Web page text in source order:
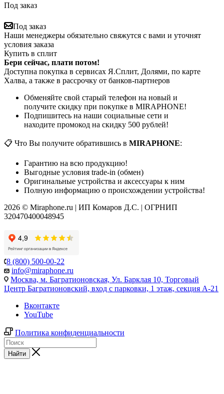
Под заказ
Под заказ
Наши менеджеры обязательно свяжутся с вами и уточнят
условия заказа
Купить в сплит
Бери сейчас, плати потом!
Доступна покупка в сервисах Я.Сплит, Долями, по карте
Халва, а также в рассрочку от банков-партнеров
Обменяйте свой старый телефон на новый и
получите скидку при покупке в MIRAPHONE!
Подпишитесь на наши социальные сети и
находите промокод на скидку 500 рублей!
📋 Что Вы получите обратившись в MIRAPHONE:
Гарантию на всю продукцию!
Выгодные условия trade-in (обмен)
Оригинальные устройства и аксессуары к ним
Полную информацию о происхождении устройства!
2026 © Miraphone.ru | ИП Комаров Д.С. | ОГРНИП
320470400048945
8 (800) 500-00-22
info@miraphone.ru
Москва, м. Багратионовская, Ул. Барклая 10, Торговый
Центр Багратионовский, вход с парковки, 1 этаж, секция А-21
Вконтакте
YouTube
Политика конфиденциальности
Найти